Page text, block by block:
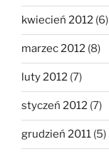
kwiecień 2012 (6)
marzec 2012 (8)
luty 2012 (7)
styczeń 2012 (7)
grudzień 2011 (5)